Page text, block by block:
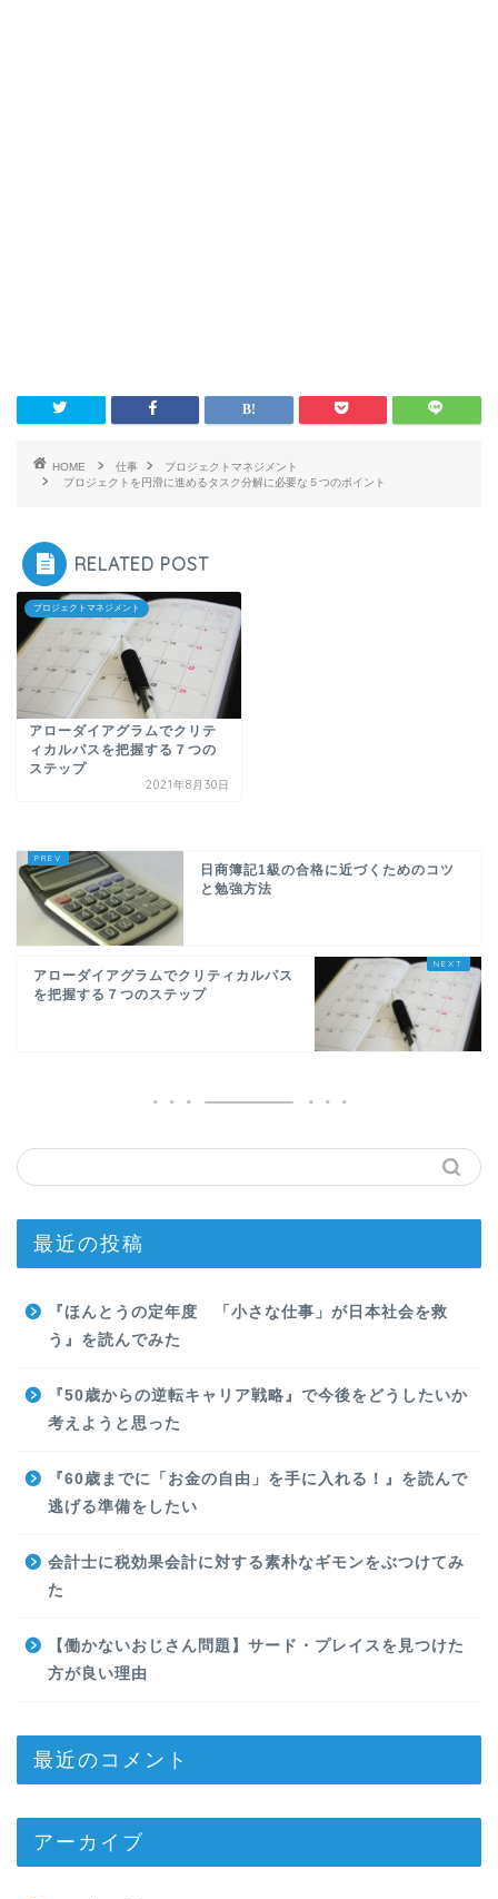
HOME 仕事
プロジェクトマネジメント
プロジェクトを円滑に進めるタスク分解に必要な５つのポイント
RELATED POST
プロジェクトマネジメント
アローダイアグラムでクリテ
ィカルパスを把握する７つの
ステップ
2021年8月30日
日商簿記1級の合格に近づくためのコツ
と勉強方法
アローダイアグラムでクリティカルパス
を把握する７つのステップ
最近の投稿
『ほんとうの定年度 「小さな仕事」が日本社会を救
う』を読んでみた
『50歳からの逆転キャリア戦略』で今後をどうしたいか
考えようと思った
『60歳までに「お金の自由」を手に入れる！』を読んで
逃げる準備をしたい
会計士に税効果会計に対する素朴なギモンをぶつけてみ
た
【働かないおじさん問題】サード・プレイスを見つけた
方が良い理由
最近のコメント
アーカイブ